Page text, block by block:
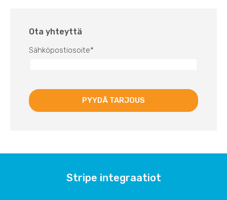
Ota yhteyttä
Sähköpostiosoite*
Stripe integraatiot